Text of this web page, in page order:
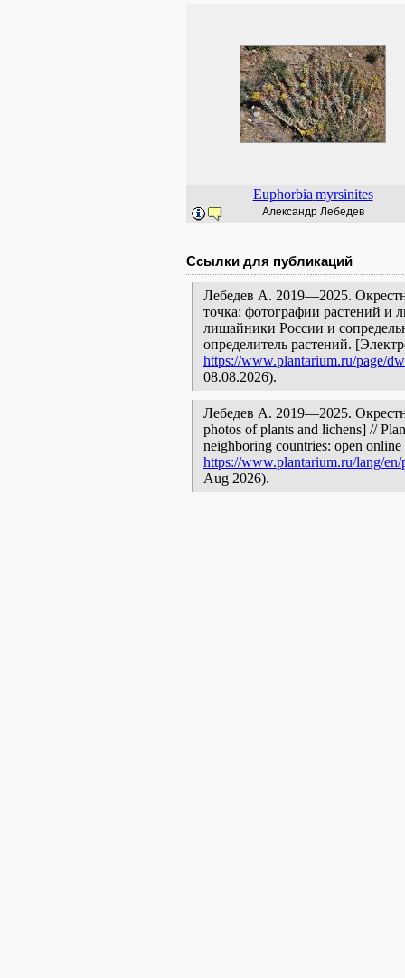
Euphorbia myrsinites
Александр Лебедев
Ссылки для публикаций
Лебедев А. 2019—2025.
точка: фотографии растений и
лишайники России и
определитель растений.
https://www.plantarium.ru/page/
08.08.2026).
Лебедев А. 2019—2025.
photos of plants and lichens] //
neighboring countries: open
https://www.plantarium.ru/lang/
Aug 2026).